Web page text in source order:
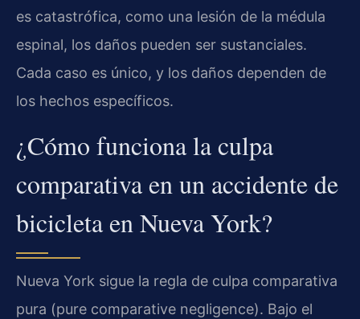
es catastrófica, como una lesión de la médula
espinal, los daños pueden ser sustanciales.
Cada caso es único, y los daños dependen de
los hechos específicos.
¿Cómo funciona la culpa
comparativa en un accidente de
bicicleta en Nueva York?
Nueva York sigue la regla de culpa comparativa
pura (pure comparative negligence). Bajo el